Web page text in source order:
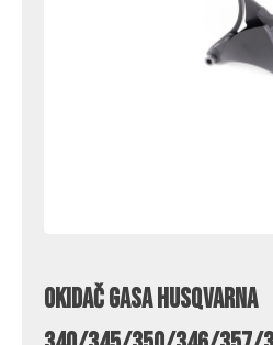
Okidač gasa Husqvarna